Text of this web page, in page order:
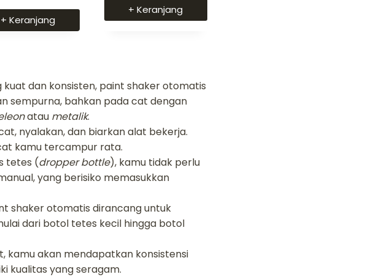
+ Keranjang
dari 5
+ Keranjang
dan konsisten, paint shaker otomatis
sempurna, bahkan pada cat dengan
atau metalik.
nyalakan, dan biarkan alat bekerja.
kamu tercampur rata.
tetes (dropper bottle), kamu tidak perlu
yang berisiko memasukkan
shaker otomatis dirancang untuk
dari botol tetes kecil hingga botol
kamu akan mendapatkan konsistensi
kualitas yang seragam.